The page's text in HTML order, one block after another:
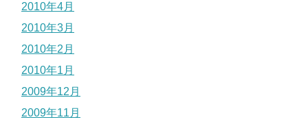
2010年4月
2010年3月
2010年2月
2010年1月
2009年12月
2009年11月